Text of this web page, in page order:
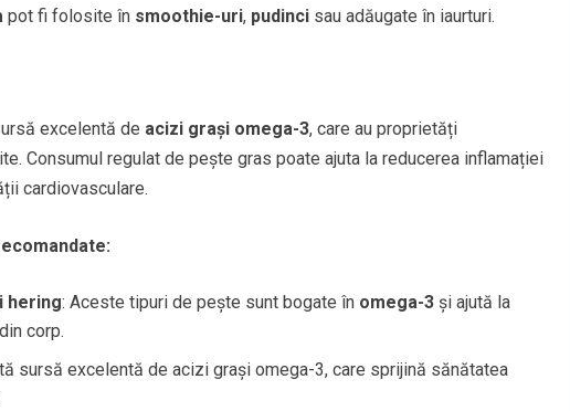
pot fi folosite în smoothie-uri, pudinci sau adăugate în iaurturi.
excelentă de acizi grași omega-3, care au proprietăți
Consumul regulat de pește gras poate ajuta la reducerea inflamației
cardiovasculare.
hering: Aceste tipuri de pește sunt bogate în omega-3 și ajută la
corp.
sursă excelentă de acizi grași omega-3, care sprijină sănătatea